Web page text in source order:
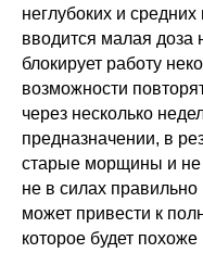
неглубоких и
вводится малая доза
блокирует работу
возможности
через несколько
предназначении, в
старые морщины и не
не в силах правильно
может привести к
которое будет